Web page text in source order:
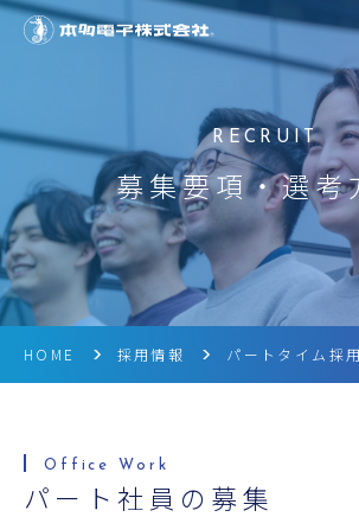
超音波の可能性
製品情報
研究開発
企業情報
ニュース
募集要項・選考
HOME 採用情報 パートタイム採用
パート社員の募集